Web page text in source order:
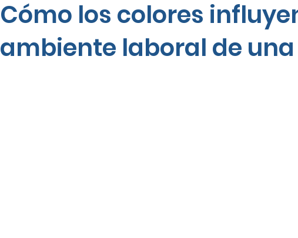
Cómo los colores
ambiente laboral de